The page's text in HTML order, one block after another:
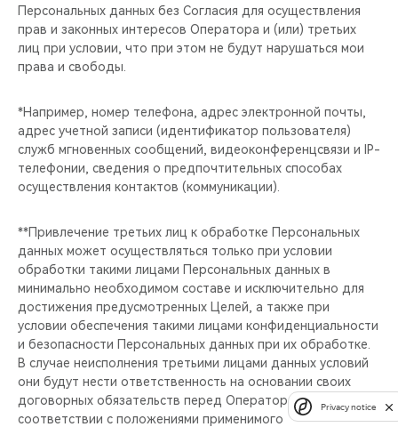
Персональных данных без Согласия для осуществления
прав и законных интересов Оператора и (или) третьих
лиц при условии, что при этом не будут нарушаться мои
права и свободы.
*Например, номер телефона, адрес электронной почты,
адрес учетной записи (идентификатор пользователя)
служб мгновенных сообщений, видеоконференцсвязи и IP-
телефонии, сведения о предпочтительных способах
осуществления контактов (коммуникации).
**Привлечение третьих лиц к обработке Персональных
данных может осуществляться только при условии
обработки такими лицами Персональных данных в
минимально необходимом составе и исключительно для
достижения предусмотренных Целей, а также при
условии обеспечения такими лицами конфиденциальности
и безопасности Персональных данных при их обработке.
В случае неисполнения третьими лицами данных условий
они будут нести ответственность на основании своих
договорных обязательств перед Оператором и (или) в
соответствии с положениями применимого
Privacy notice